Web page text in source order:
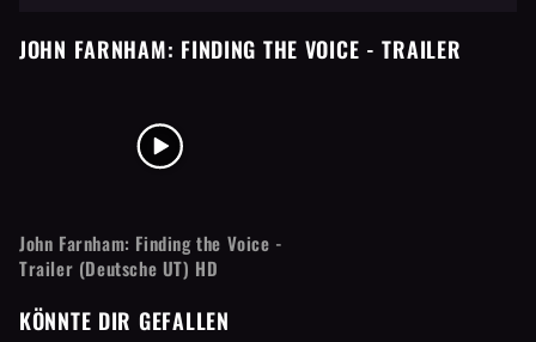
JOHN FARNHAM: FINDING THE VOICE - TRAILER
John Farnham: Finding the Voice -
Trailer (Deutsche UT) HD
KÖNNTE DIR GEFALLEN